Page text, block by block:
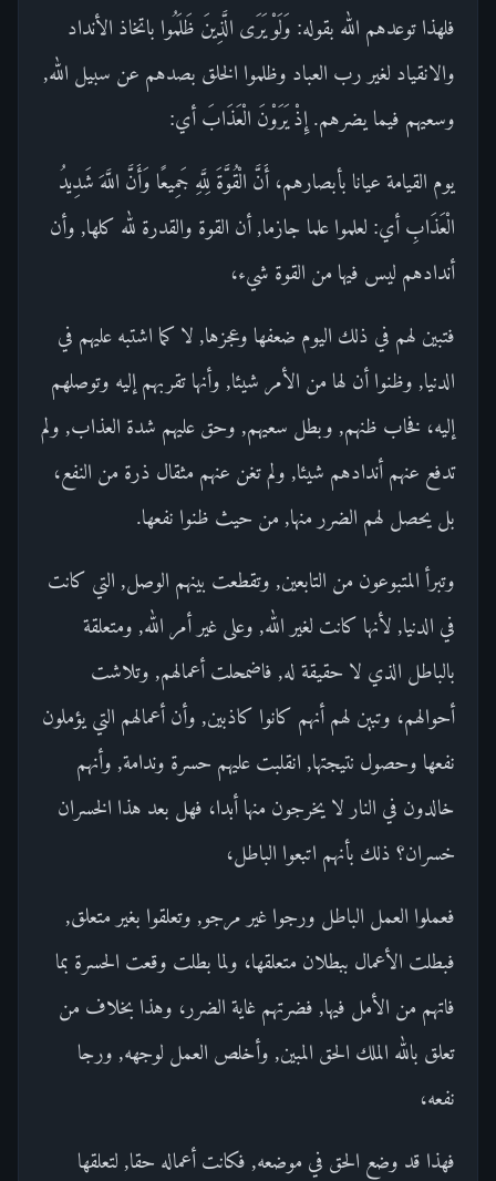
فلهذا توعدهم الله بقوله: وَلَوْ يَرَى الَّذِينَ ظَلَمُوا باتخاذ الأنداد
والانقياد لغير رب العباد وظلموا الخلق بصدهم عن سبيل الله,
وسعيهم فيما يضرهم. إِذْ يَرَوْنَ الْعَذَابَ أي:
يوم القيامة عيانا بأبصارهم، أَنَّ الْقُوَّةَ لِلَّهِ جَمِيعًا وَأَنَّ اللَّهَ شَدِيدُ
الْعَذَابِ أي: لعلموا علما جازما, أن القوة والقدرة لله كلها, وأن
أندادهم ليس فيها من القوة شيء،
فتبين لهم في ذلك اليوم ضعفها وعجزها, لا كما اشتبه عليهم في
الدنيا, وظنوا أن لها من الأمر شيئا, وأنها تقربهم إليه وتوصلهم
إليه، فخاب ظنهم, وبطل سعيهم, وحق عليهم شدة العذاب, ولم
تدفع عنهم أندادهم شيئا, ولم تغن عنهم مثقال ذرة من النفع،
بل يحصل لهم الضرر منها, من حيث ظنوا نفعها.
وتبرأ المتبوعون من التابعين, وتقطعت بينهم الوصل, التي كانت
في الدنيا, لأنها كانت لغير الله, وعلى غير أمر الله, ومتعلقة
بالباطل الذي لا حقيقة له, فاضمحلت أعمالهم, وتلاشت
أحوالهم، وتبين لهم أنهم كانوا كاذبين, وأن أعمالهم التي يؤملون
نفعها وحصول نتيجتها, انقلبت عليهم حسرة وندامة, وأنهم
خالدون في النار لا يخرجون منها أبدا، فهل بعد هذا الخسران
خسران؟ ذلك بأنهم اتبعوا الباطل،
فعملوا العمل الباطل ورجوا غير مرجو, وتعلقوا بغير متعلق,
فبطلت الأعمال ببطلان متعلقها، ولما بطلت وقعت الحسرة بما
فاتهم من الأمل فيها, فضرتهم غاية الضرر، وهذا بخلاف من
تعلق بالله الملك الحق المبين, وأخلص العمل لوجهه, ورجا
نفعه،
فهذا قد وضع الحق في موضعه, فكانت أعماله حقا, لتعلقها